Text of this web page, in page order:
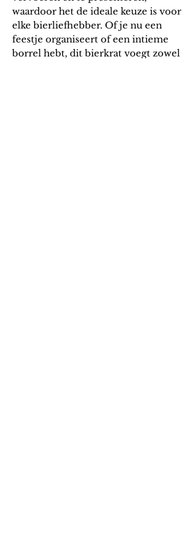
waardoor het de ideale keuze is voor
elke bierliefhebber. Of je nu een
feestje organiseert of een intieme
borrel hebt, dit bierkrat voegt zowel